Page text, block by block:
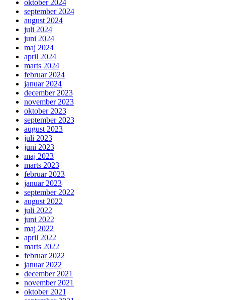
oktober 2024
september 2024
august 2024
juli 2024
juni 2024
maj 2024
april 2024
marts 2024
februar 2024
januar 2024
december 2023
november 2023
oktober 2023
september 2023
august 2023
juli 2023
juni 2023
maj 2023
marts 2023
februar 2023
januar 2023
september 2022
august 2022
juli 2022
juni 2022
maj 2022
april 2022
marts 2022
februar 2022
januar 2022
december 2021
november 2021
oktober 2021